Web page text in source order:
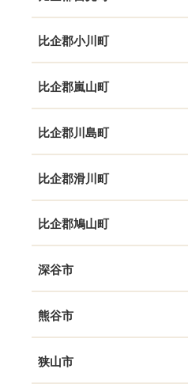
比企郡小川町
比企郡嵐山町
比企郡川島町
比企郡滑川町
比企郡鳩山町
深谷市
熊谷市
狭山市